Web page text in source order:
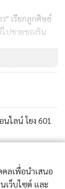
" เรียกลูกศิษย์
ปขายของริม
ำระแต่ละงวด-
ไลน์ โยง 601
มให้ผู้ก่อเหตุ
คลเพื่อนำเสนอ
ว็บไซต์ และ